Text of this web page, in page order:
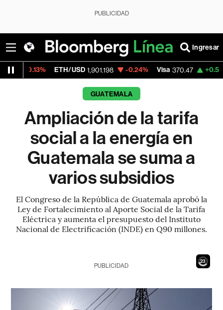
PUBLICIDAD
Ingresar
ETH/USD 1,901.198 -0.24% Visa 370.47 +0.52%
GUATEMALA
Ampliación de la tarifa
social a la energía en
Guatemala se suma a
varios subsidios
El Congreso de la República de Guatemala aprobó la
Ley de Fortalecimiento al Aporte Social de la Tarifa
Eléctrica y aumenta el presupuesto del Instituto
Nacional de Electrificación (INDE) en Q90 millones.
21
PUBLICIDAD